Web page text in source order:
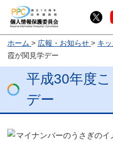
ホーム 広報・お知らせ キ
霞が関見学デー
平成30年度
デー